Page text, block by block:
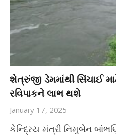
શેત્રુંજી ડેમમાંથી સિંચાઈ
રવિપાકને લાભ થશે
January 17, 2025
કેન્દ્રિય મંત્રી નિમુબેન